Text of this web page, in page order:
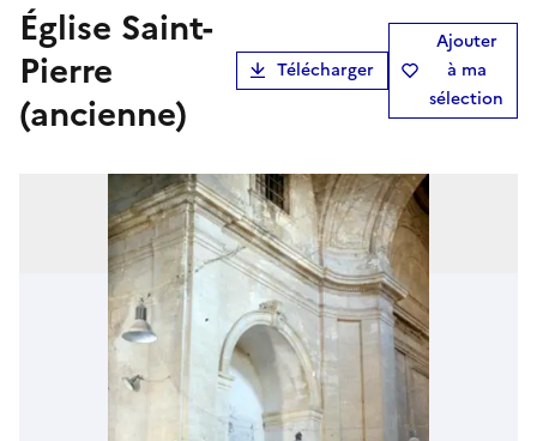
église Saint-
Pierre
(ancienne)
Télécharger
Ajouter
à ma
sélection